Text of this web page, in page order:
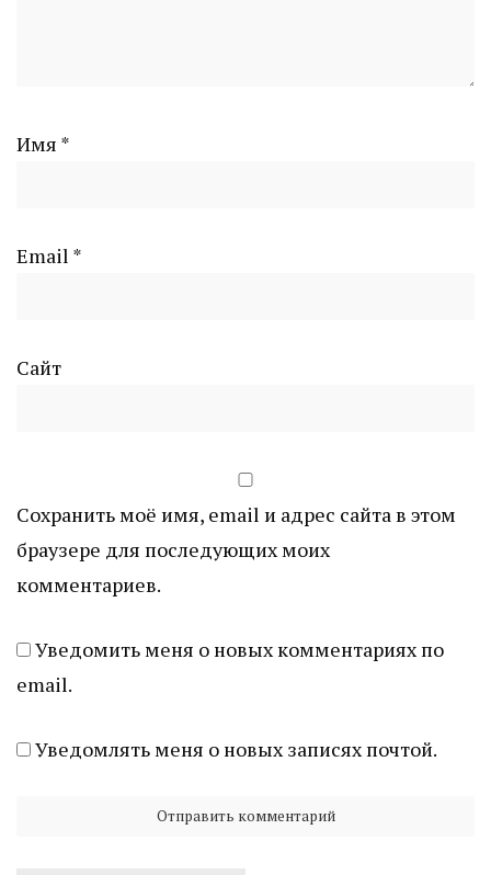
Имя *
Email *
Сайт
Сохранить моё имя, email и адрес сайта в этом
браузере для последующих моих
комментариев.
Уведомить меня о новых комментариях по
email.
Уведомлять меня о новых записях почтой.